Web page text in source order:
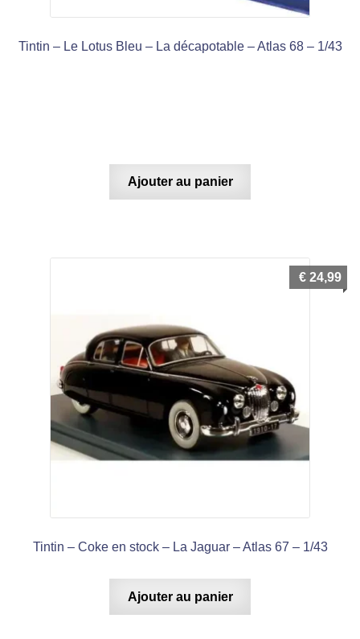
Tintin – Le Lotus Bleu – La décapotable – Atlas 68 – 1/43
Ajouter au panier
Tintin – Coke en stock – La Jaguar – Atlas 67 – 1/43
€ 24,99
Ajouter au panier